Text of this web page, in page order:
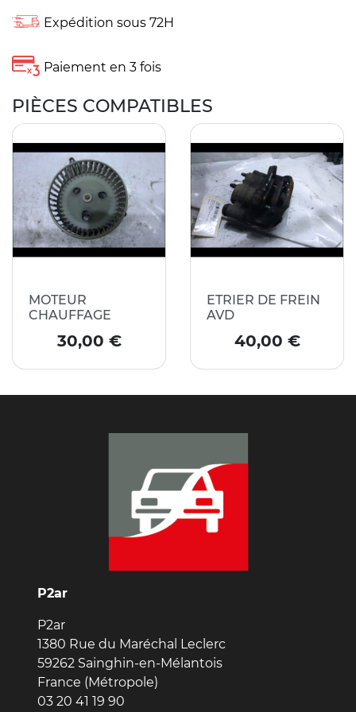
Expédition sous 72H
Paiement en 3 fois
PIÈCES COMPATIBLES
MOTEUR
CHAUFFAGE
Prix
30,00 €
ETRIER DE FREIN
AVD
Prix
40,00 €
P2ar
P2ar
1380 Rue du Maréchal Leclerc
59262 Sainghin-en-Mélantois
France (Métropole)
03 20 41 19 90